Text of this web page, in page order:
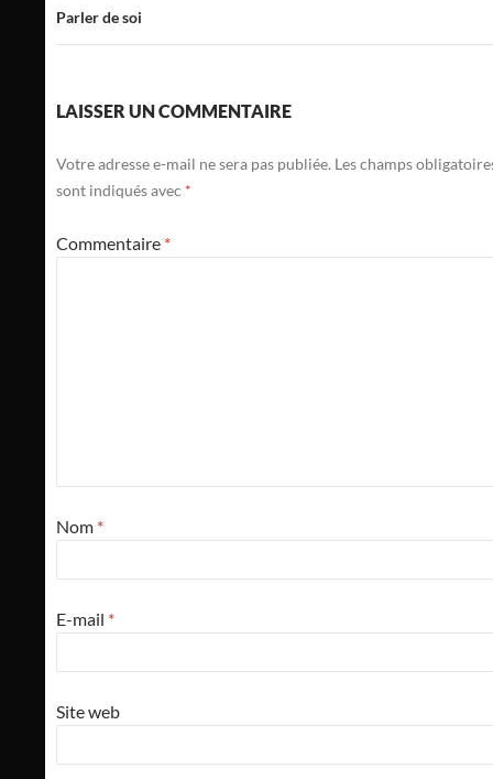
Parler de soi
LAISSER UN COMMENTAIRE
Votre adresse e-mail ne sera pas publiée. Les champs
sont indiqués avec *
Commentaire *
Nom *
E-mail *
Site web